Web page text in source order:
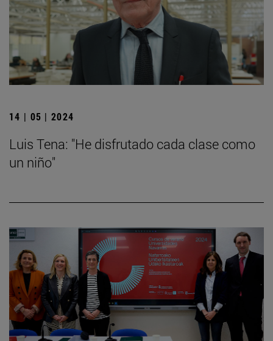
14 | 05 | 2024
Luis Tena: "He disfrutado cada clase como
un niño"